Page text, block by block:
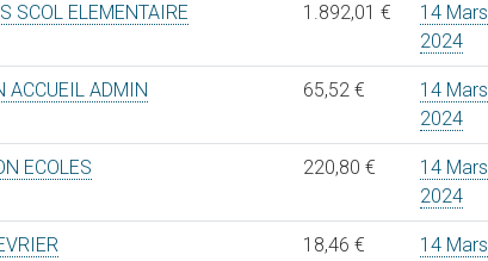
SCOL ELEMENTAIRE 1.892,01 €
14 Mars
2024
ACCUEIL ADMIN 65,52 €
14 Mars
2024
ECOLES 220,80 €
14 Mars
2024
18,46 €
14 Mars